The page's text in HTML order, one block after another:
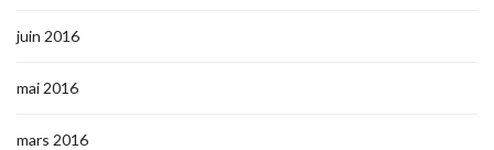
juin 2016
mai 2016
mars 2016